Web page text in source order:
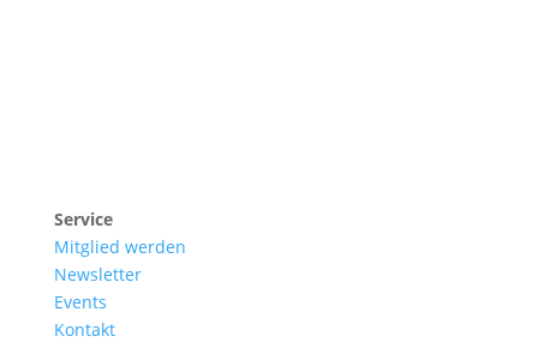
Service
Mitglied werden
Newsletter
Events
Kontakt